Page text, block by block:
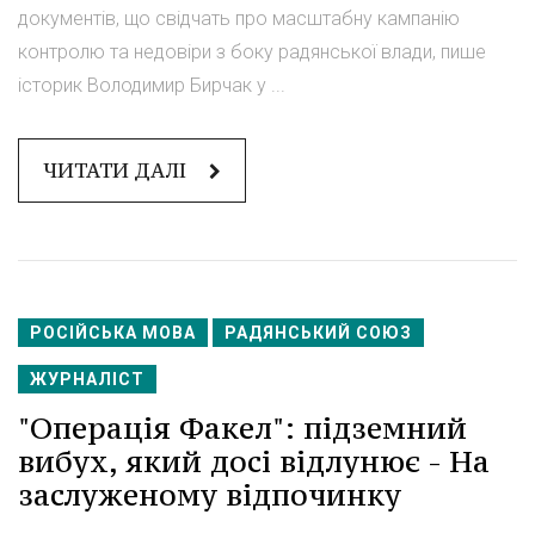
документів, що свідчать про масштабну кампанію
контролю та недовіри з боку радянської влади, пише
історик Володимир Бирчак у ...
ЧИТАТИ ДАЛІ
РОСІЙСЬКА МОВА РАДЯНСЬКИЙ СОЮЗ
ЖУРНАЛІСТ
"Операція Факел": підземний
вибух, який досі відлунює - На
заслуженому відпочинку